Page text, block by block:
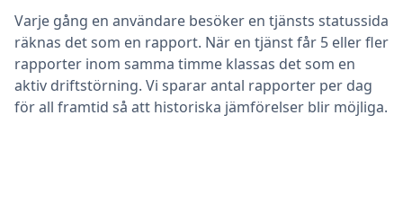
Varje gång en användare besöker en tjänsts statussida
räknas det som en rapport. När en tjänst får 5 eller fler
rapporter inom samma timme klassas det som en
aktiv driftstörning. Vi sparar antal rapporter per dag
för all framtid så att historiska jämförelser blir möjliga.